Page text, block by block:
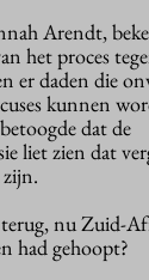
Arendt,
het proces
er daden die
kunnen
dat de
liet zien dat
zijn.
nu Zuid-
had gehoopt?